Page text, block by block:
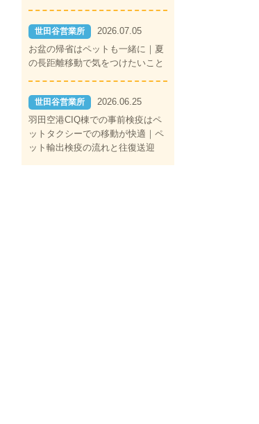
世田谷営業所
2026.07.05
お盆の帰省はペットも一緒に｜夏
の長距離移動で気をつけたいこと
世田谷営業所
2026.06.25
羽田空港CIQ棟での事前検疫はペ
ットタクシーでの移動が快適｜ペ
ット輸出検疫の流れと往復送迎